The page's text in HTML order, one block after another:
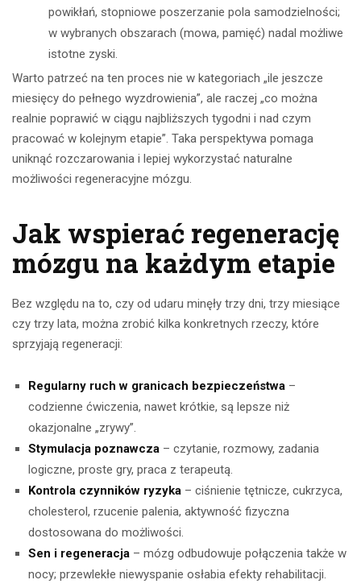
powikłań, stopniowe poszerzanie pola samodzielności;
w wybranych obszarach (mowa, pamięć) nadal możliwe
istotne zyski.
Warto patrzeć na ten proces nie w kategoriach „ile jeszcze
miesięcy do pełnego wyzdrowienia”, ale raczej „co można
realnie poprawić w ciągu najbliższych tygodni i nad czym
pracować w kolejnym etapie”. Taka perspektywa pomaga
uniknąć rozczarowania i lepiej wykorzystać naturalne
możliwości regeneracyjne mózgu.
Jak wspierać regenerację
mózgu na każdym etapie
Bez względu na to, czy od udaru minęły trzy dni, trzy miesiące
czy trzy lata, można zrobić kilka konkretnych rzeczy, które
sprzyjają regeneracji:
Regularny ruch w granicach bezpieczeństwa –
codzienne ćwiczenia, nawet krótkie, są lepsze niż
okazjonalne „zrywy”.
Stymulacja poznawcza – czytanie, rozmowy, zadania
logiczne, proste gry, praca z terapeutą.
Kontrola czynników ryzyka – ciśnienie tętnicze, cukrzyca,
cholesterol, rzucenie palenia, aktywność fizyczna
dostosowana do możliwości.
Sen i regeneracja – mózg odbudowuje połączenia także w
nocy; przewlekłe niewyspanie osłabia efekty rehabilitacji.